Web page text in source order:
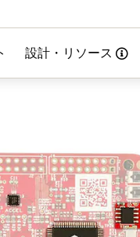
設計・リソース